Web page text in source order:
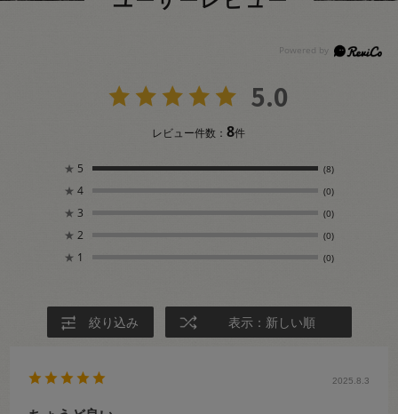
5.0
レビュー件数：8件
★ 5 (8)
★ 4 (0)
★ 3 (0)
★ 2 (0)
★ 1 (0)
絞り込み 表示：新しい順
2025.8.3